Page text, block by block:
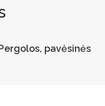
pavėsinės